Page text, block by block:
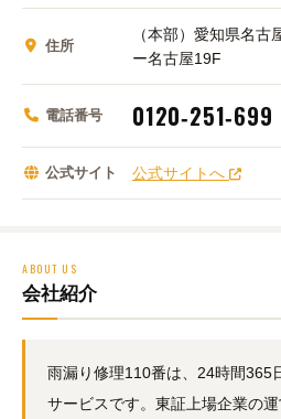
住所
（本部）愛知県名古
ー名古屋19F
電話番号 0120‑251‑699
公式サイト 公式サイトへ
ABOUT US
会社紹介
雨漏り修理110番は、24時間365
サービスです。東証上場企業の